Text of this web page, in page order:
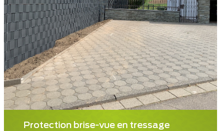
Protection brise-vue en tressage